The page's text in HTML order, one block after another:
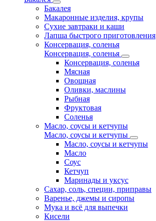
Бакалея
Макаронные изделия, крупы
Сухие завтраки и каши
Лапша быстрого приготовления
Консервация, соленья
Консервация, соленья
Консервация, соленья
Мясная
Овощная
Оливки, маслины
Рыбная
Фруктовая
Соленья
Масло, соусы и кетчупы
Масло, соусы и кетчупы
Масло, соусы и кетчупы
Масло
Соус
Кетчуп
Маринады и уксус
Сахар, соль, специи, приправы
Варенье, джемы и сиропы
Мука и всё для выпечки
Кисели